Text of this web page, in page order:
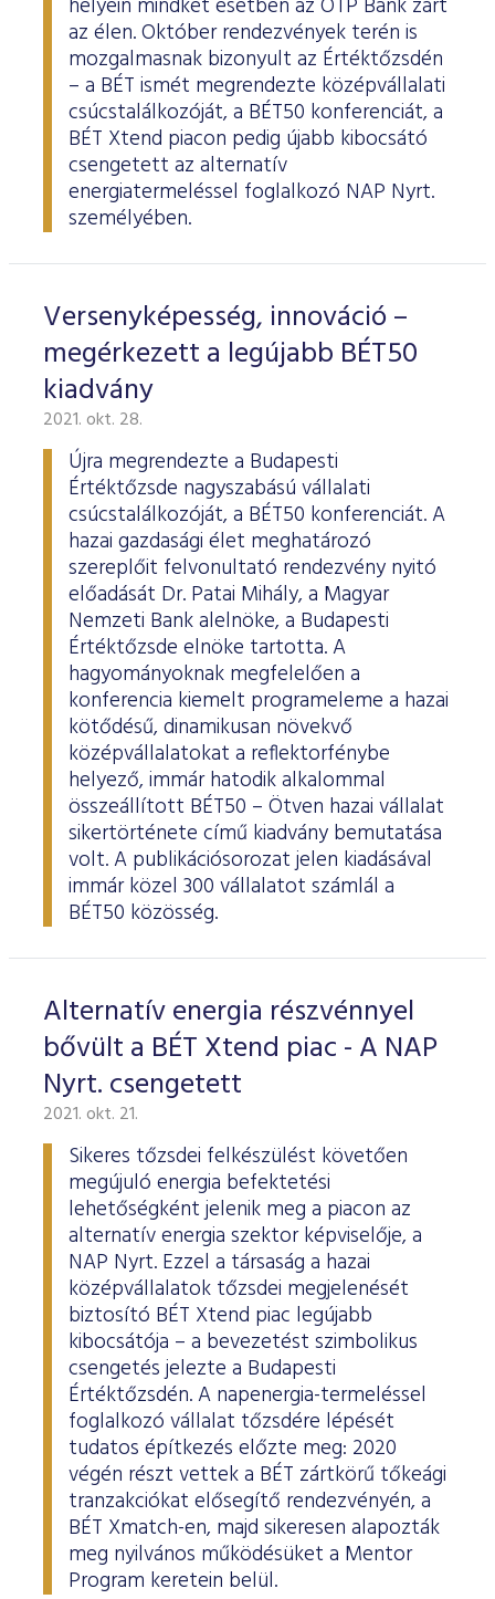
helyein mindkét esetben az OTP Bank zárt
az élen. Október rendezvények terén is
mozgalmasnak bizonyult az Értéktőzsdén
– a BÉT ismét megrendezte középvállalati
csúcstalálkozóját, a BÉT50 konferenciát, a
BÉT Xtend piacon pedig újabb kibocsátó
csengetett az alternatív
energiatermeléssel foglalkozó NAP Nyrt.
személyében.
Versenyképesség, innováció –
megérkezett a legújabb BÉT50
kiadvány
2021. okt. 28.
Újra megrendezte a Budapesti
Értéktőzsde nagyszabású vállalati
csúcstalálkozóját, a BÉT50 konferenciát. A
hazai gazdasági élet meghatározó
szereplőit felvonultató rendezvény nyitó
előadását Dr. Patai Mihály, a Magyar
Nemzeti Bank alelnöke, a Budapesti
Értéktőzsde elnöke tartotta. A
hagyományoknak megfelelően a
konferencia kiemelt programeleme a hazai
kötődésű, dinamikusan növekvő
középvállalatokat a reflektorfénybe
helyező, immár hatodik alkalommal
összeállított BÉT50 – Ötven hazai vállalat
sikertörténete című kiadvány bemutatása
volt. A publikációsorozat jelen kiadásával
immár közel 300 vállalatot számlál a
BÉT50 közösség.
Alternatív energia részvénnyel
bővült a BÉT Xtend piac - A NAP
Nyrt. csengetett
2021. okt. 21.
Sikeres tőzsdei felkészülést követően
megújuló energia befektetési
lehetőségként jelenik meg a piacon az
alternatív energia szektor képviselője, a
NAP Nyrt. Ezzel a társaság a hazai
középvállalatok tőzsdei megjelenését
biztosító BÉT Xtend piac legújabb
kibocsátója – a bevezetést szimbolikus
csengetés jelezte a Budapesti
Értéktőzsdén. A napenergia-termeléssel
foglalkozó vállalat tőzsdére lépését
tudatos építkezés előzte meg: 2020
végén részt vettek a BÉT zártkörű tőkeági
tranzakciókat elősegítő rendezvényén, a
BÉT Xmatch-en, majd sikeresen alapozták
meg nyilvános működésüket a Mentor
Program keretein belül.